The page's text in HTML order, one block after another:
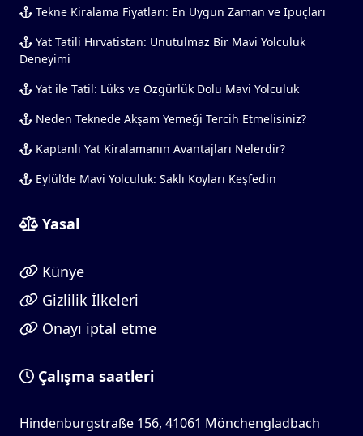
Tekne Kiralama Fiyatları: En Uygun Zaman ve İpuçları
Yat Tatili Hırvatistan: Unutulmaz Bir Mavi Yolculuk
Deneyimi
Yat ile Tatil: Lüks ve Özgürlük Dolu Mavi Yolculuk
Neden Teknede Akşam Yemeği Tercih Etmelisiniz?
Kaptanlı Yat Kiralamanın Avantajları Nelerdir?
Eylül’de Mavi Yolculuk: Saklı Koyları Keşfedin
Yasal
Künye
Gizlilik İlkeleri
Onayı iptal etme
Çalışma saatleri
Hindenburgstraße 156, 41061 Mönchengladbach